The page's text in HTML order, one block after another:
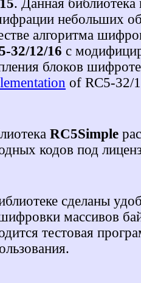
. Данная
небольших
алгоритма
32/12/16 c
блоков
of RC5-32/
RC5Simple
кодов под
сделаны
массивов
тестовая